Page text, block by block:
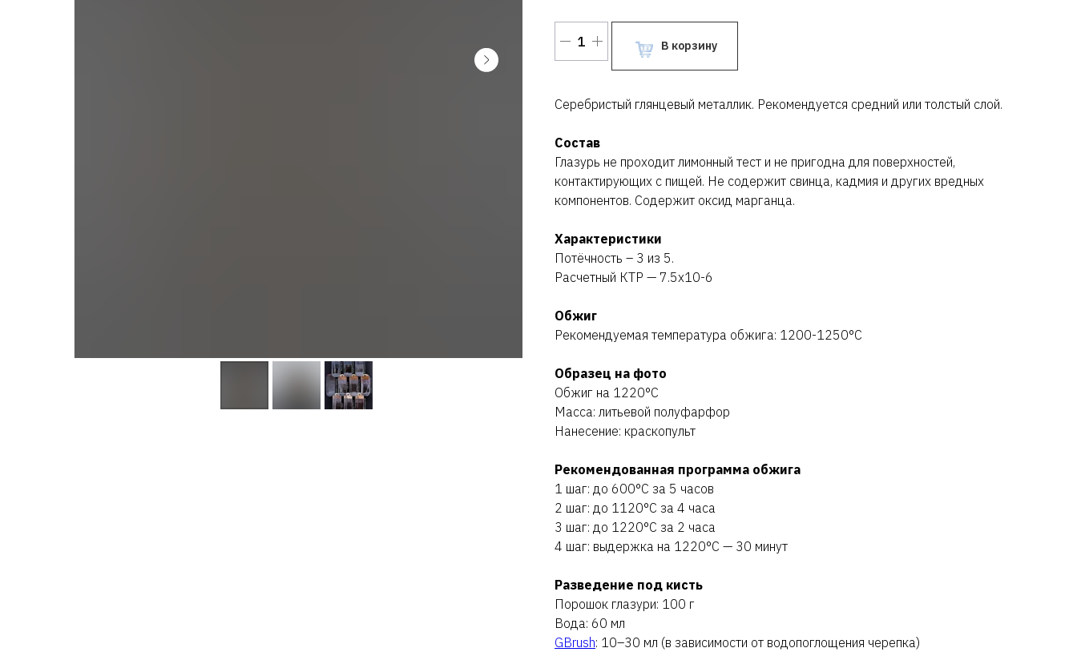
В корзину
Серебристый глянцевый металлик. Рекомендуется средний или толстый слой.
Состав
Глазурь не проходит лимонный тест и не пригодна для поверхностей,
контактирующих с пищей. Не содержит свинца, кадмия и других вредных
компонентов. Содержит оксид марганца.
Характеристики
Потёчность – 3 из 5.
Расчетный КТР — 7.5х10-6
Обжиг
Рекомендуемая температура обжига: 1200-1250°C
Образец на фото
Обжиг на 1220°C
Масса: литьевой полуфарфор
Нанесение: краскопульт
Рекомендованная программа обжига
1 шаг: до 600°C за 5 часов
2 шаг: до 1120°C за 4 часа
3 шаг: до 1220°C за 2 часа
4 шаг: выдержка на 1220°C — 30 минут
Разведение под кисть
Порошок глазури: 100 г
Вода: 60 мл
GBrush: 10–30 мл (в зависимости от водопоглощения черепка)